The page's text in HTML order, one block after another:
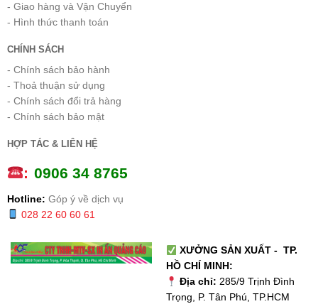
- Giao hàng và Vận Chuyển
- Hình thức thanh toán
CHÍNH SÁCH
- Chính sách bảo hành
- Thoả thuận sử dụng
- Chính sách đổi trả hàng
- Chính sách bảo mật
HỢP TÁC & LIÊN HỆ
: 0906 34 8765
Hotline: Góp ý về dịch vụ
028 22 60 60 61
XƯỞNG SẢN XUẤT - TP.
HỒ CHÍ MINH:
Địa chỉ: 285/9 Trịnh Đình
Trọng, P. Tân Phú, TP.HCM